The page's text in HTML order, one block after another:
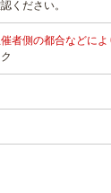
ください。
者側の都合などによ